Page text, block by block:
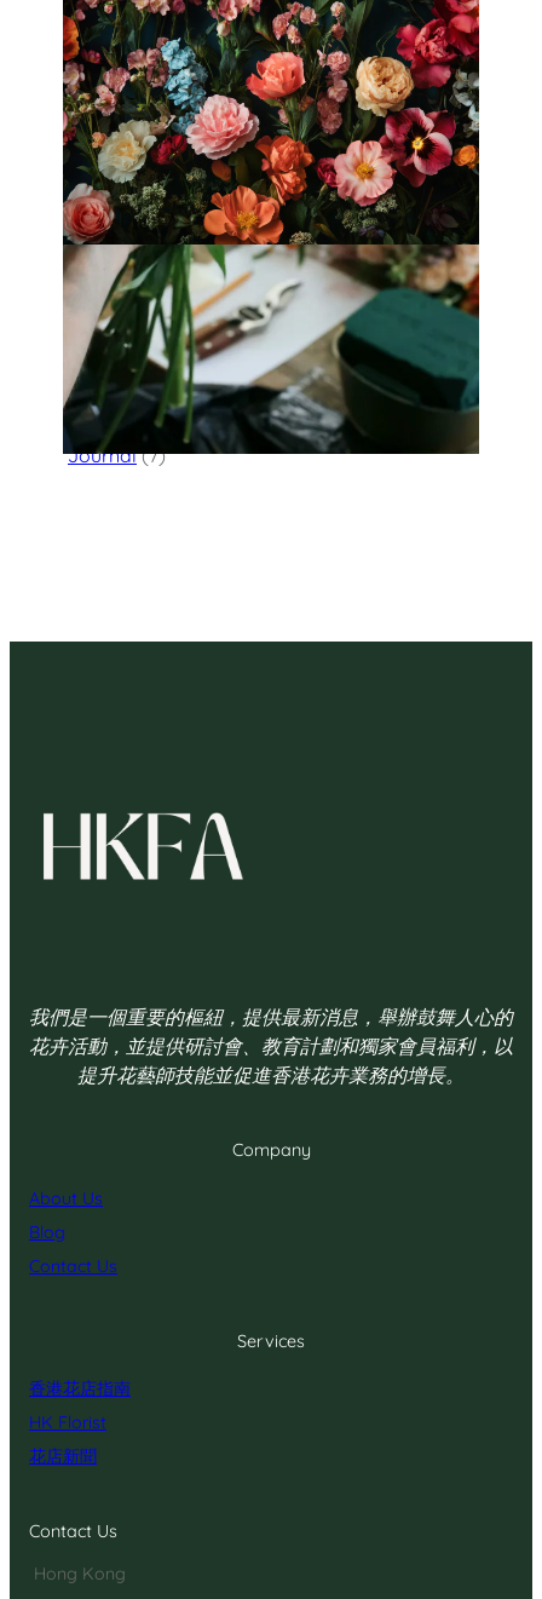
Fleurology by H.：奢華花藝工作室
Categories
Flower Delivery(123)
HK Florist Directory
(30)
Journal(7)
我們是一個重要的樞紐，提供最新消息，舉辦鼓舞人心的
花卉活動，並提供研討會、教育計劃和獨家會員福利，以
提升花藝師技能並促進香港花卉業務的增長。
Company
About Us
Blog
Contact Us
Services
香港花店指南
HK Florist
花店新聞
Contact Us
Hong Kong